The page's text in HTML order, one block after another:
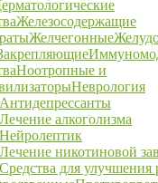
Железосодержащие
Желчегонные
Ноотропные и
Неврология
Антидепрессанты
Лечение алкоголизма
Нейролептик
Лечение никотиновой
Средства для улучшения